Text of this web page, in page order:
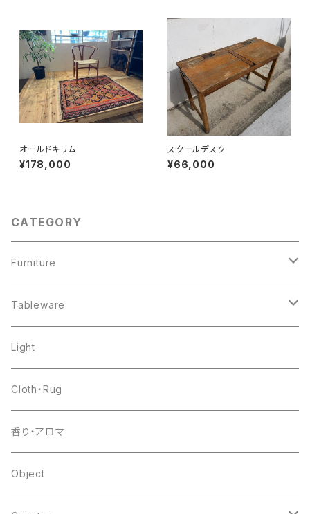
オールドキリム
¥178,000
スクールデスク
¥66,000
CATEGORY
Furniture
chair
shelf
table
other
Tableware
pottery
glass
flower base
other
Light
Cloth・Rug
香り・アロマ
Object